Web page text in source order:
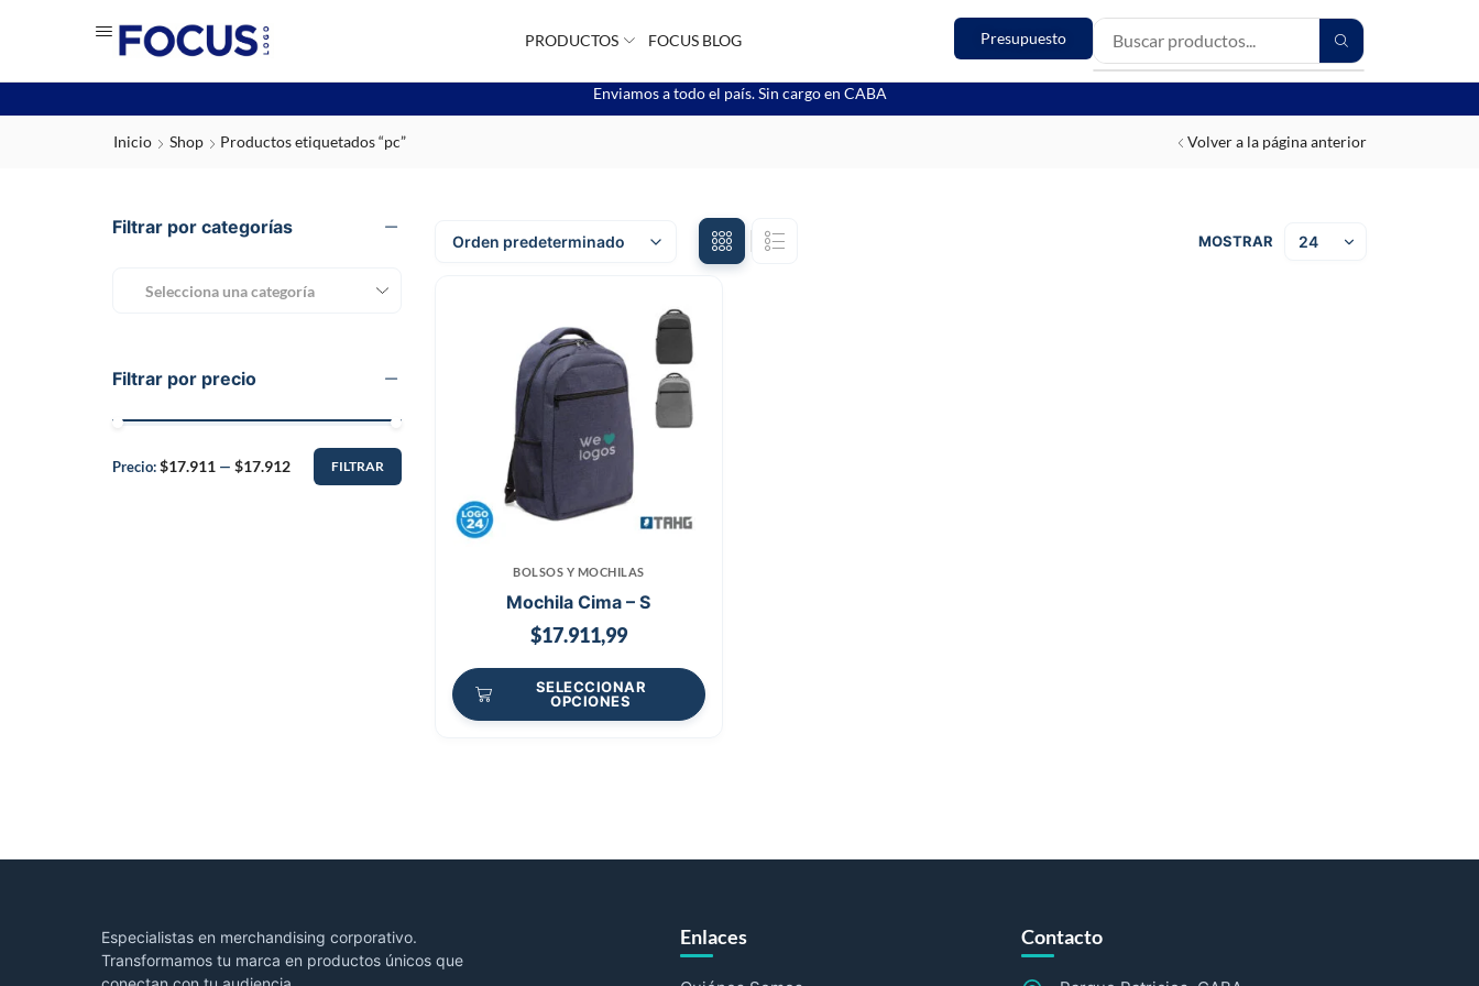
PRODUCTOS FOCUS BLOG Presupuesto
Enviamos a todo el país. Sin cargo en CABA
Inicio Shop Productos etiquetados “pc” Volver a la página anterior
Filtrar por categorías
Selecciona una categoría
Filtrar por precio
FILTRAR
Precio:$17.911 — $17.912
MOSTRAR
BOLSOS Y MOCHILAS
Mochila Cima – S
$17.911,99
SELECCIONAR
OPCIONES
Especialistas en merchandising corporativo.
Transformamos tu marca en productos únicos que
Enlaces Contacto